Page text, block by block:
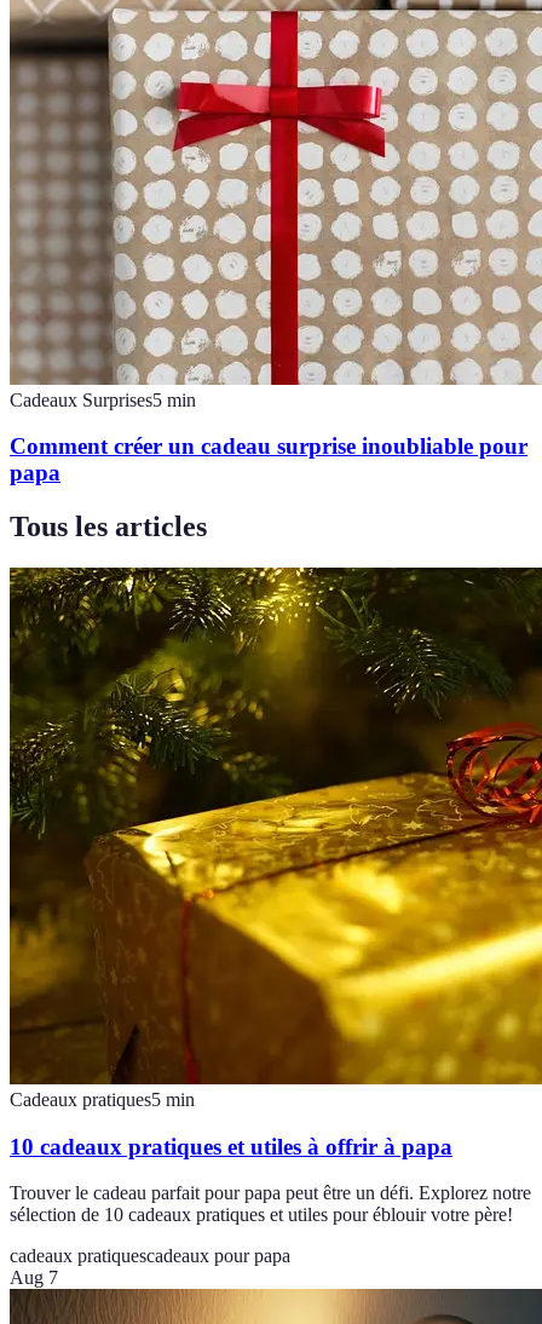
Cadeaux Surprises5 min
Comment créer un cadeau surprise inoubliable pour
papa
Tous les articles
Cadeaux pratiques5 min
10 cadeaux pratiques et utiles à offrir à papa
Trouver le cadeau parfait pour papa peut être un défi. Explorez notre
sélection de 10 cadeaux pratiques et utiles pour éblouir votre père!
cadeaux pratiquescadeaux pour papa
Aug 7